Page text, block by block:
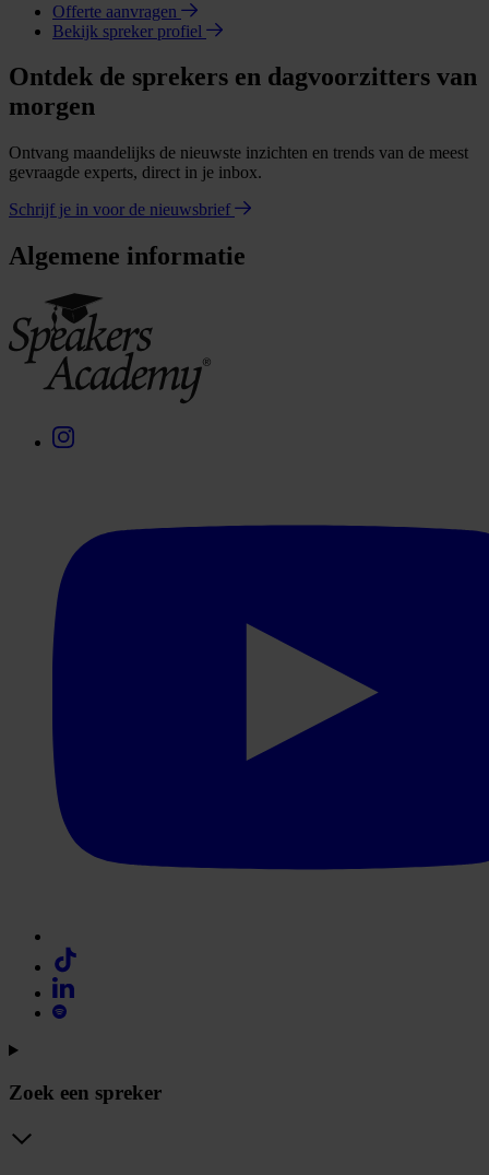
Offerte aanvragen
Bekijk spreker profiel
Ontdek de sprekers en dagvoorzitters van
morgen
Ontvang maandelijks de nieuwste inzichten en trends van de meest
gevraagde experts, direct in je inbox.
Schrijf je in voor de nieuwsbrief
Algemene informatie
Zoek een spreker